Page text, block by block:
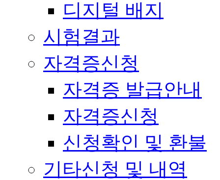
디지털 배지
시험결과
자격증신청
자격증 발급안내
자격증신청
신청확인 및 환불
기타신청 및 내역